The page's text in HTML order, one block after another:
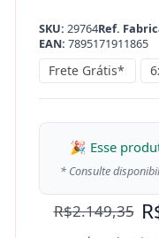
SKU: 29764Ref.
EAN: 7895171911865
Frete Grátis*
🎉 Esse
* Consulte
R$2.149,35